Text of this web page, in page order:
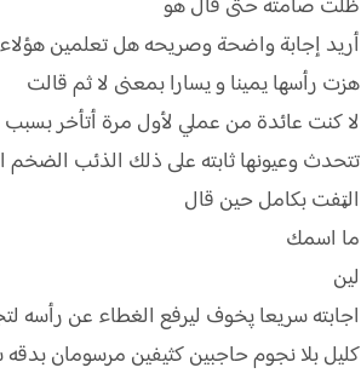
أريد إجابة واضحة وصريحه هل تعلمين
هزت رأسها يمينا و يسارا بمعنى لا ثم قالت
لا كنت عائدة من عملي لأول مرة أتأخر
تتحدث وعيونها ثابته على ذلك الذئب
الټفت بكامل حين قال
ما اسمك
لين
اجابته سريعا پخوف ليرفع الغطاء عن
كليل بلا نجوم حاجبين كثيفين مرسومان بدقه